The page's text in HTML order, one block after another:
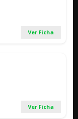
Ver Ficha
Ver Ficha